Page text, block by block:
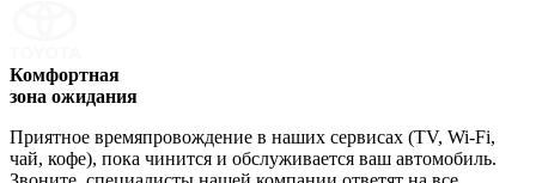
Комфортная
зона ожидания
Приятное времяпровождение в наших сервисах (TV, Wi-Fi,
чай, кофе), пока чинится и обслуживается ваш автомобиль.